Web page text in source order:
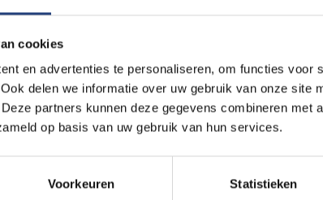
cookies
en advertenties te personaliseren, om functies voor
delen we informatie over uw gebruik van onze site
partners kunnen deze gegevens combineren met
op basis van uw gebruik van hun services.
Voorkeuren Statistieken
*
URL van de pagina waar je de fout zag.
www.vub.be/nl/studeren-aan-de-vub/alle-opleidingen